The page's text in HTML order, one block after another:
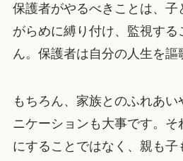
保護者がやるべきことは、子
がらめに縛り付け、監視する
ん。保護者は自分の人生を謳
もちろん、家族とのふれあ
ニケーションも大事です。そ
にすることではなく、親も